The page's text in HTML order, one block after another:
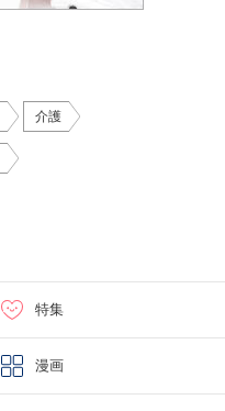
介護
特集
漫画